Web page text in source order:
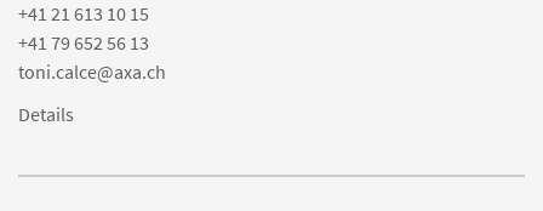
+41 21 613 10 15
+41 79 652 56 13
toni.calce@axa.ch
Details